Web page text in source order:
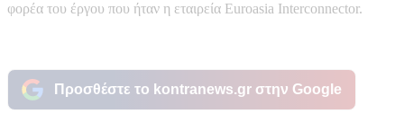
φορέα του έργου που ήταν η εταιρεία Euroasia Interconnector.
Προσθέστε το kontranews.gr στην Google